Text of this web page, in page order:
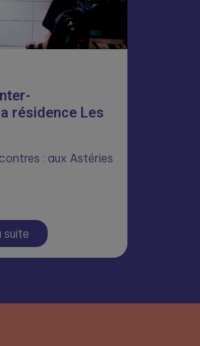
résidence Les
: aux Astéries
suite